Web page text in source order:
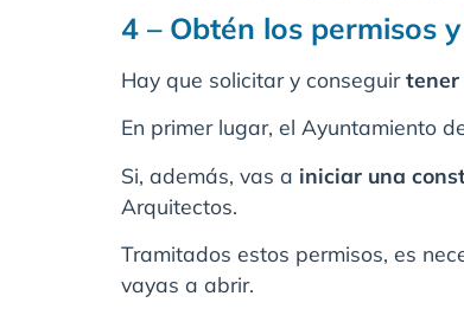
4 – Obtén los permisos
Hay que solicitar y conseguirtener
En primer lugar, el Ayuntamiento
Si, además, vas a iniciar una
Arquitectos.
Tramitados estos permisos, es
vayas a abrir.